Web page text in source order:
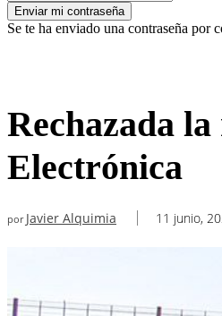
Se te ha enviado una contraseña por
Rechazada la
Electrónica
por Javier Alquimia 11 junio,